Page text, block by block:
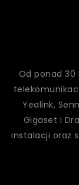
Od ponad
Yealink,
Gigaset i
instalacji oraz